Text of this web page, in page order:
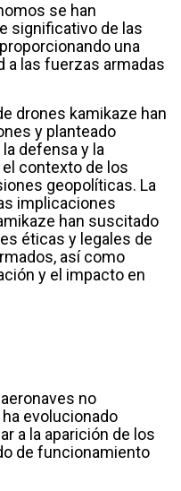
se han
significativo de las
una
a las fuerzas armadas
drones kamikaze han
y planteado
defensa y la
contexto de los
geopolíticas. La
implicaciones
han suscitado
éticas y legales de
así como
y el impacto en
no
evolucionado
a la aparición de los
de funcionamiento